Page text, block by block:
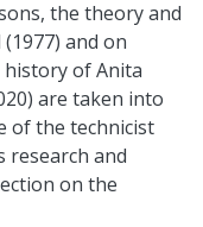
the theory and
and on
of Anita
are taken into
of the technicist
and
on the